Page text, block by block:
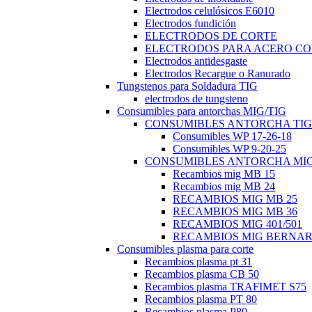
Electrodos celulósicos E6010
Electrodos fundición
ELECTRODOS DE CORTE
ELECTRODOS PARA ACERO
Electrodos antidesgaste
Electrodos Recargue o Ranurado
Tungstenos para Soldadura TIG
electrodos de tungsteno
Consumibles para antorchas MIG/TIG
CONSUMIBLES ANTORCHA TIG
Consumibles WP 17-26-18
Consumibles WP 9-20-25
CONSUMIBLES ANTORCHA
Recambios mig MB 15
Recambios mig MB 24
RECAMBIOS MIG MB 25
RECAMBIOS MIG MB 36
RECAMBIOS MIG 401/501
RECAMBIOS MIG
Consumibles plasma para corte
Recambios plasma pt 31
Recambios plasma CB 50
Recambios plasma TRAFIMET S75
Recambios plasma PT 80